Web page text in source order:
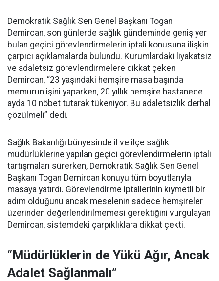
Demokratik Sağlık Sen Genel Başkanı Togan
Demircan, son günlerde sağlık gündeminde geniş yer
bulan geçici görevlendirmelerin iptali konusuna ilişkin
çarpıcı açıklamalarda bulundu. Kurumlardaki liyakatsiz
ve adaletsiz görevlendirmelere dikkat çeken
Demircan, “23 yaşındaki hemşire masa başında
memurun işini yaparken, 20 yıllık hemşire hastanede
ayda 10 nöbet tutarak tükeniyor. Bu adaletsizlik derhal
çözülmeli” dedi.
Sağlık Bakanlığı bünyesinde il ve ilçe sağlık
müdürlüklerine yapılan geçici görevlendirmelerin iptali
tartışmaları sürerken, Demokratik Sağlık Sen Genel
Başkanı Togan Demircan konuyu tüm boyutlarıyla
masaya yatırdı. Görevlendirme iptallerinin kıymetli bir
adım olduğunu ancak meselenin sadece hemşireler
üzerinden değerlendirilmemesi gerektiğini vurgulayan
Demircan, sistemdeki çarpıklıklara dikkat çekti.
“Müdürlüklerin de Yükü Ağır, Ancak
Adalet Sağlanmalı”